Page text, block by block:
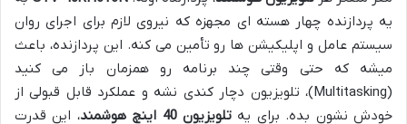
یه پردازنده چهار هسته ای مجهزه که نیروی لازم برای اجرای روان
سیستم عامل و اپلیکیشن ها رو تأمین می کنه. این پردازنده، باعث
میشه که حتی وقتی چند برنامه رو همزمان باز می کنید
(Multitasking)، تلویزیون دچار کندی نشه و عملکرد قابل قبولی از
خودش نشون بده. برای یه تلویزیون 40 اینچ هوشمند
، این قدرت